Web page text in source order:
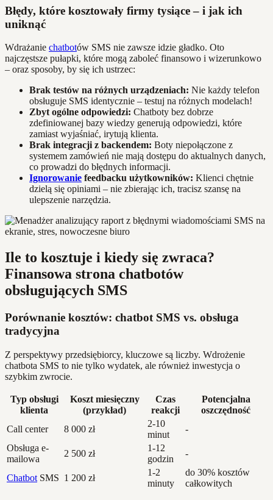
Błędy, które kosztowały firmy tysiące – i jak ich
uniknąć
Wdrażanie chatbotów SMS nie zawsze idzie gładko. Oto
najczęstsze pułapki, które mogą zaboleć finansowo i wizerunkowo
– oraz sposoby, by się ich ustrzec:
Brak testów na różnych urządzeniach: Nie każdy telefon
obsługuje SMS identycznie – testuj na różnych modelach!
Zbyt ogólne odpowiedzi: Chatboty bez dobrze
zdefiniowanej bazy wiedzy generują odpowiedzi, które
zamiast wyjaśniać, irytują klienta.
Brak integracji z backendem: Boty niepołączone z
systemem zamówień nie mają dostępu do aktualnych danych,
co prowadzi do błędnych informacji.
Ignorowanie feedbacku użytkowników: Klienci chętnie
dzielą się opiniami – nie zbierając ich, tracisz szansę na
ulepszenie narzędzia.
Ile to kosztuje i kiedy się zwraca?
Finansowa strona chatbotów
obsługujących SMS
Porównanie kosztów: chatbot SMS vs. obsługa
tradycyjna
Z perspektywy przedsiębiorcy, kluczowe są liczby. Wdrożenie
chatbota SMS to nie tylko wydatek, ale również inwestycja o
szybkim zwrocie.
Typ obsługi
klienta
Koszt miesięczny
(przykład)
Czas
reakcji
Potencjalna
oszczędność
Call center
8 000 zł
2-10
minut
-
Obsługa e-
mailowa
2 500 zł
1-12
godzin
-
Chatbot SMS 1 200 zł
1-2
minuty
do 30% kosztów
całkowitych